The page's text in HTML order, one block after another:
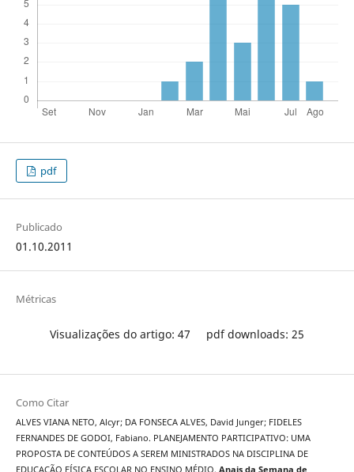
pdf
Publicado
01.10.2011
Métricas
Visualizações do artigo: 47 pdf downloads: 25
Como Citar
ALVES VIANA NETO, Alcyr; DA FONSECA ALVES, David Junger; FIDELES
FERNANDES DE GODOI, Fabiano. PLANEJAMENTO PARTICIPATIVO: UMA
PROPOSTA DE CONTEÚDOS A SEREM MINISTRADOS NA DISCIPLINA DE
EDUCAÇÃO FÍSICA ESCOLAR NO ENSINO MÉDIO. Anais da Semana de